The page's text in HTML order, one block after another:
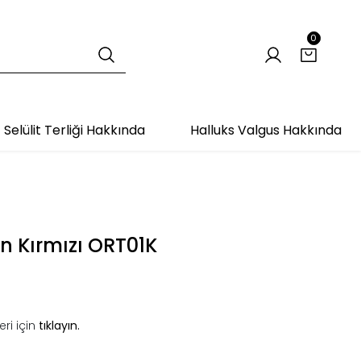
0
Selülit Terliği Hakkında Halluks Valgus Hakkında
ORT01K
için tıklayın.